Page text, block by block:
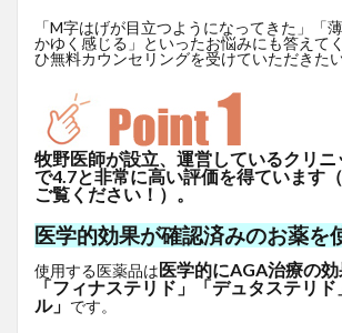
「M字はげが目立つようになってきた」「
かゆく感じる」といったお悩みにも答えて
ひ無料カウンセリングを受けていただきたい
牧野医師が設立、運営しているクリ
で4.7と非常に高い評価を得ています（
ご覧ください！）。
医学的効果が確認済みのお薬を
使用する医薬品は医学的にAGA治療の
「フィナステリド」「デュタステリ
ル」 です。